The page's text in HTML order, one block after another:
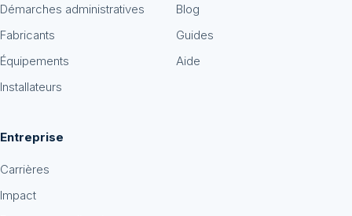
Démarches administratives
Fabricants
Équipements
Installateurs
Blog
Guides
Aide
Entreprise
Carrières
Impact